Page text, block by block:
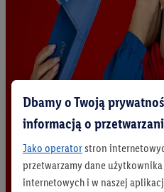
Dbamy o Twoją
informacją o
Jako operatorstron
przetwarzamy dane
internetowych i w naszej